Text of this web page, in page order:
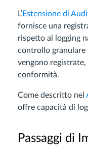
L’Estensione di
fornisce una
rispetto al logging
controllo granulare
vengono
conformità.
Come descritto nel
offre capacità di
Passaggi di